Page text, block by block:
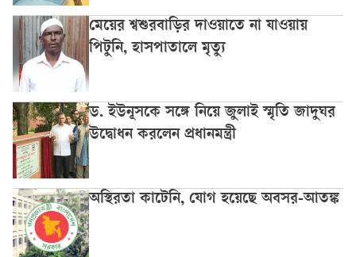
মেয়ের শ্বশুরবাড়ির দাওয়াতে না যাওয়ায়
পিটুনি, হাসপাতালে মৃত্যু
ড. ইউনূসকে সঙ্গে নিয়ে জুলাই স্মৃতি জাদুঘর
উদ্বোধন করলেন প্রধানমন্ত্রী
অস্থিরতা কাটেনি, যোগ হয়েছে অবসর-আতঙ্ক